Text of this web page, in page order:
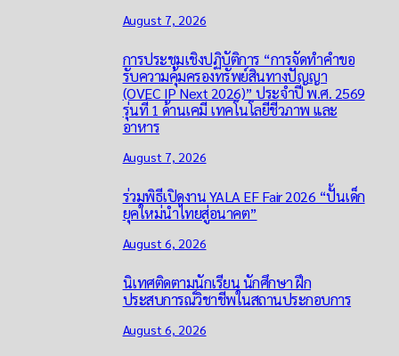
August 7, 2026
การประชุมเชิงปฏิบัติการ “การจัดทำคำขอ
รับความคุ้มครองทรัพย์สินทางปัญญา
(OVEC IP Next 2026)” ประจำปี พ.ศ. 2569
รุ่นที่ 1 ด้านเคมี เทคโนโลยีชีวภาพ และ
อาหาร
August 7, 2026
ร่วมพิธีเปิดงาน YALA EF Fair 2026 “ปั้นเด็ก
ยุคใหม่นำไทยสู่อนาคต”
August 6, 2026
นิเทศติดตามนักเรียน นักศึกษา ฝึก
ประสบการณ์วิชาชีพในสถานประกอบการ
August 6, 2026